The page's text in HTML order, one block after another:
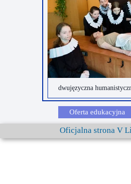
dwujęzyczna
Oferta edukacyjna
Oficjalna strona V